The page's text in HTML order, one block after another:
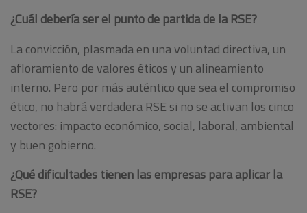
¿Cuál debería ser el punto de partida de la RSE?
La convicción, plasmada en una voluntad directiva, un
afloramiento de valores éticos y un alineamiento
interno. Pero por más auténtico que sea el compromiso
ético, no habrá verdadera RSE si no se activan los cinco
vectores: impacto económico, social, laboral, ambiental
y buen gobierno.
¿Qué dificultades tienen las empresas para aplicar la
RSE?